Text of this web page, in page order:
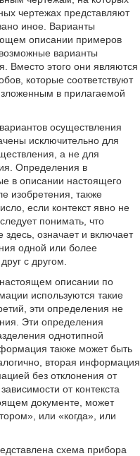
чертежах представляют
иное. Варианты
описании примеров
варианты
Вместо этого они являются
которые соответствуют
в прилагаемой
осуществления
исключительно для
а не для
Определения в
в описании настоящего
изобретения, также
если контекст явно не
понимать, что
означает и включает
одной или более
с другом.
описании по
используются такие
эти определения не
Эти определения
однотипной
также может быть
вторая информация
без отклонения от
от контекста
документе, может
или «когда», или
схема прибора